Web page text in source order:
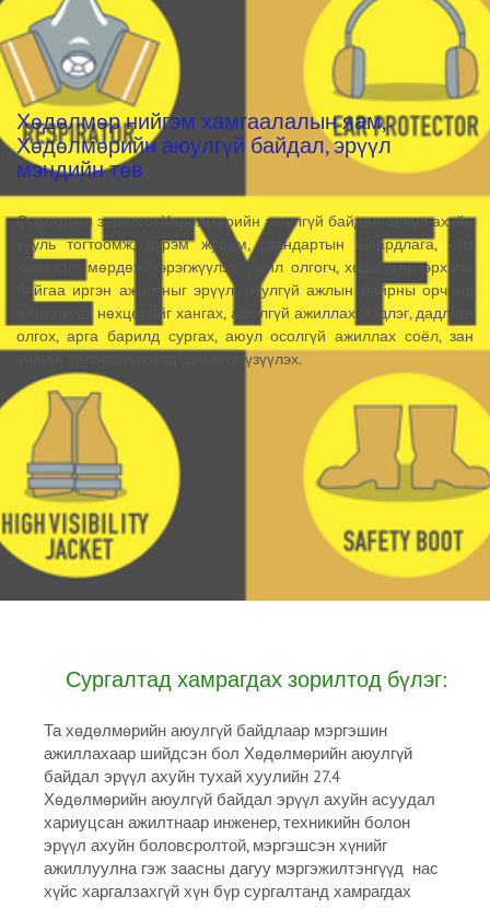
Хөдөлмөр нийгэм хамгаалалын яам,
Хөдөлмөрийн аюулгүй байдал, эрүүл
мэндийн төв
Сургалтын зорилго: Хөдөлмөрийн аюулгүй байдал, эрүүл ахуйн
хууль тогтоомж, дүрэм журам, стандартын шаардлага, хэм
хэмжээг мөрдөж хэрэгжүүлэх, ажил олгогч, хөдөлмөр эрхэлж
байгаа иргэн ажилтныг эрүүл аюулгүй ажлын байрны орчинд
ажиллууах нөхцөлийг хангах, аюулгүй ажиллах мэдлэг, дадлага
олгох, арга барилд сургах, аюул осолгүй ажиллах соёл, зан
үйлийг төлөвшүүлэхэд дэмжлэг үзүүлэх.
Сургалтад хамрагдах зорилтод бүлэг:
Та хөдөлмөрийн аюулгүй байдлаар мэргэшин
ажиллахаар шийдсэн бол Хөдөлмөрийн аюулгүй
байдал эрүүл ахуйн тухай хуулийн 27.4
Хөдөлмөрийн аюулгүй байдал эрүүл ахуйн асуудал
хариуцсан ажилтнаар инженер, техникийн болон
эрүүл ахуйн боловсролтой, мэргэшсэн хүнийг
ажиллуулна гэж заасны дагуу мэргэжилтэнгүүд нас
хүйс харгалзахгүй хүн бүр сургалтанд хамрагдах